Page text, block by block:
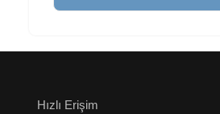
Hızlı Erişim